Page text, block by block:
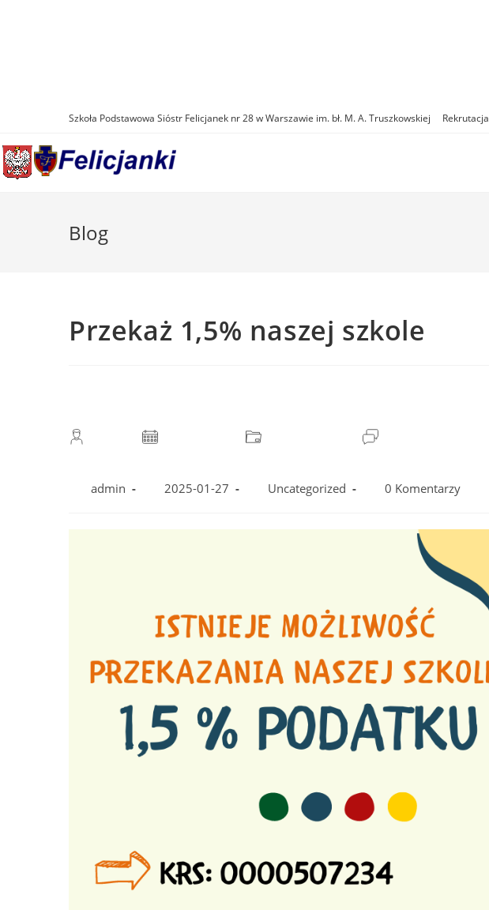
Szkoła Podstawowa Sióstr Felicjanek nr 28 w Warszawie im. bł. M. A. Truszkowskiej Rekrutacja
Blog
Przekaż 1,5% naszej szkole
admin 2025-01-27 Uncategorized 0 Komentarzy